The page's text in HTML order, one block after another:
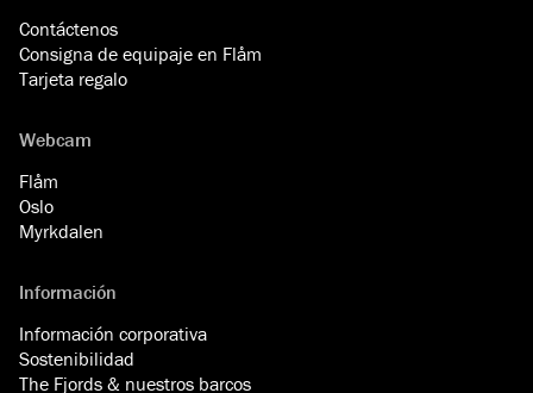
Contáctenos
Consigna de equipaje en Flåm
Tarjeta regalo
Webcam
Flåm
Oslo
Myrkdalen
Información
Información corporativa
Sostenibilidad
The Fjords & nuestros barcos